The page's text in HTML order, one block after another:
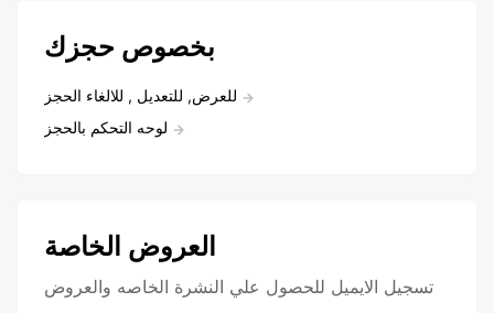
بخصوص حجزك
للعرض, للتعديل , للالغاء الحجز
لوحه التحكم بالحجز
العروض الخاصة
تسجيل الايميل للحصول علي النشرة الخاصه والعروض